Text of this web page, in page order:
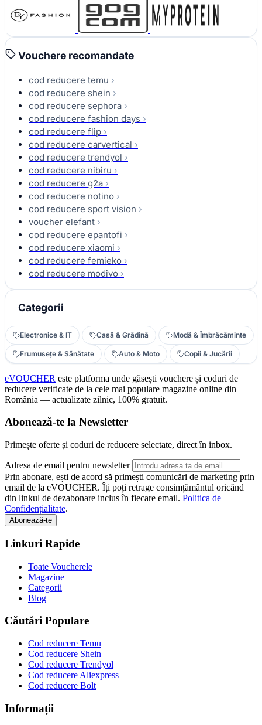
Vouchere recomandate
cod reducere temu ›
cod reducere shein ›
cod reducere sephora ›
cod reducere fashion days ›
cod reducere flip ›
cod reducere carvertical ›
cod reducere trendyol ›
cod reducere nibiru ›
cod reducere g2a ›
cod reducere notino ›
cod reducere sport vision ›
voucher elefant ›
cod reducere epantofi ›
cod reducere xiaomi ›
cod reducere femieko ›
cod reducere modivo ›
Categorii
Electronice & IT Casă & Grădină Modă & Îmbrăcăminte
Frumusețe & Sănătate Auto & Moto Copii & Jucării
eVOUCHER este platforma unde găsești vouchere și coduri de
reducere verificate de la cele mai populare magazine online din
România — actualizate zilnic, 100% gratuit.
Abonează-te la Newsletter
Primește oferte și coduri de reducere selectate, direct în inbox.
Adresa de email pentru newsletter
Prin abonare, ești de acord să primești comunicări de marketing prin
email de la eVOUCHER. Îți poți retrage consimțământul oricând
din linkul de dezabonare inclus în fiecare email. Politica de
Confidențialitate.
Abonează-te
Linkuri Rapide
Toate Voucherele
Magazine
Categorii
Blog
Căutări Populare
Cod reducere Temu
Cod reducere Shein
Cod reducere Trendyol
Cod reducere Aliexpress
Cod reducere Bolt
Informații